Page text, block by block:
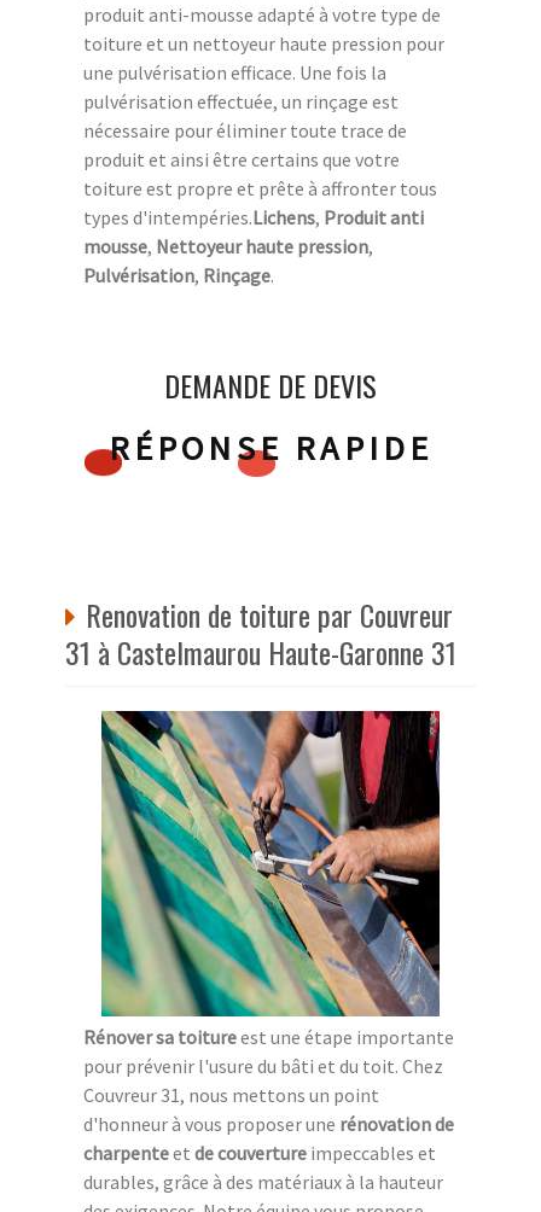
produit anti-mousse adapté à votre type de
toiture et un nettoyeur haute pression pour
une pulvérisation efficace. Une fois la
pulvérisation effectuée, un rinçage est
nécessaire pour éliminer toute trace de
produit et ainsi être certains que votre
toiture est propre et prête à affronter tous
types d'intempéries.Lichens, Produit anti
mousse, Nettoyeur haute pression,
Pulvérisation, Rinçage.
DEMANDE DE DEVIS
RÉPONSE RAPIDE
Renovation de toiture par Couvreur
31 à Castelmaurou Haute-Garonne 31
Rénover sa toitureest une étape importante
pour prévenir l'usure du bâti et du toit. Chez
Couvreur 31, nous mettons un point
d'honneur à vous proposer une rénovation de
charpenteet de couverture impeccables et
durables, grâce à des matériaux à la hauteur